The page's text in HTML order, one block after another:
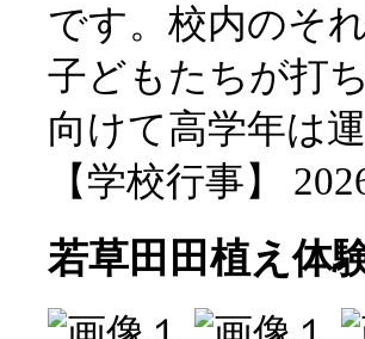
です。校内のそ
子どもたちが打
向けて高学年は
【学校行事】
若草田田植え体